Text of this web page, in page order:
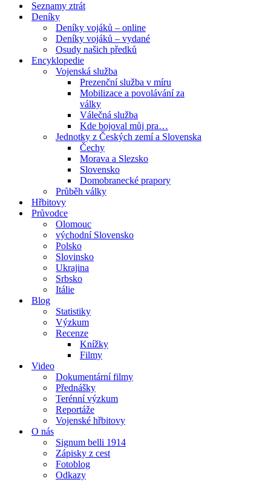
Seznamy ztrát
Deníky
Deníky vojáků – online
Deníky vojáků – vydané
Osudy našich předků
Encyklopedie
Vojenská služba
Prezenční služba v míru
Mobilizace a povolávání za
války
Válečná služba
Kde bojoval můj pra…
Jednotky z Českých zemí a Slovenska
Čechy
Morava a Slezsko
Slovensko
Domobranecké prapory
Průběh války
Hřbitovy
Průvodce
Olomouc
východní Slovensko
Polsko
Slovinsko
Ukrajina
Srbsko
Itálie
Blog
Statistiky
Výzkum
Recenze
Knížky
Filmy
Video
Dokumentární filmy
Přednášky
Terénní výzkum
Reportáže
Vojenské hřbitovy
O nás
Signum belli 1914
Zápisky z cest
Fotoblog
Odkazy